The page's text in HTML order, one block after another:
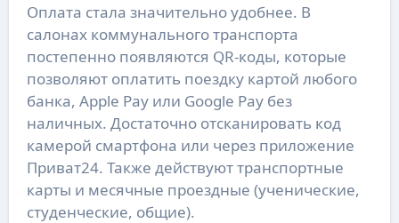
Оплата стала значительно удобнее. В
салонах коммунального транспорта
постепенно появляются QR-коды, которые
позволяют оплатить поездку картой любого
банка, Apple Pay или Google Pay без
наличных. Достаточно отсканировать код
камерой смартфона или через приложение
Приват24. Также действуют транспортные
карты и месячные проездные (ученические,
студенческие, общие).